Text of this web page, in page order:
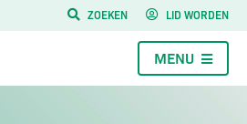
ZOEKEN LID WORDEN
MENU